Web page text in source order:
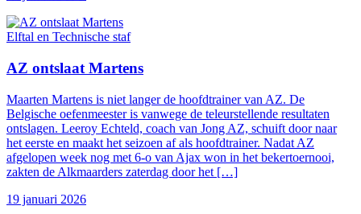
Elftal en Technische staf
AZ ontslaat Martens
Maarten Martens is niet langer de hoofdtrainer van AZ. De
Belgische oefenmeester is vanwege de teleurstellende resultaten
ontslagen. Leeroy Echteld, coach van Jong AZ, schuift door naar
het eerste en maakt het seizoen af als hoofdtrainer. Nadat AZ
afgelopen week nog met 6-o van Ajax won in het bekertoernooi,
zakten de Alkmaarders zaterdag door het […]
19 januari 2026